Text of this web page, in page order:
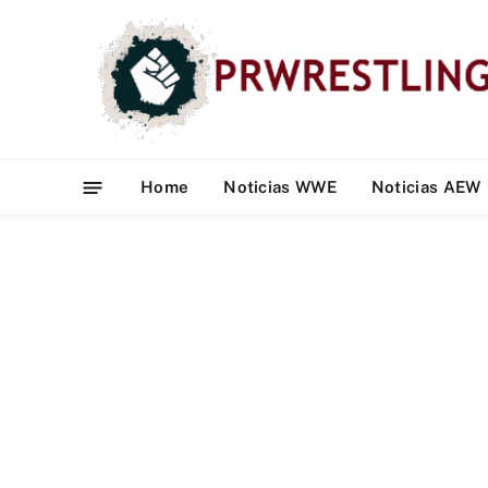
Home Noticias WWE Noticias AEW